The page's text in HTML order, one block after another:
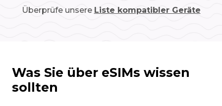
Überprüfe unsere Liste kompatibler Geräte
Was Sie über eSIMs wissen
sollten